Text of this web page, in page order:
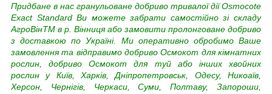
Придбане в нас гранульоване добриво тривалої дії Osmocote
Exact Standard Ви можете забрати самостійно зі складу
АгроВінTM в р. Вінниця або замовити пролонговане добриво
з доставкою по Україні. Ми оперативно обробимо Ваше
замовлення та відправимо добриво Осмокот для кімнатних
рослин, добриво Осмокот для туй або інших хвойних
рослин у Київ, Харків, Дніпропетровськ, Одесу, Никоаїв,
Херсон, Чернігів, Черкаси, Суми, Полтаву, Запороши,